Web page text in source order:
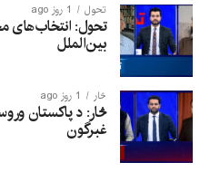
تحول 1 روز ago
تحول:
بین‌الملل
څار 1 روز ago
څار: د پاکستان
غبرگون